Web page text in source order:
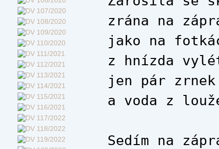
zrána na
jako na
z hnízda
jen pár
a voda z
Sedím na